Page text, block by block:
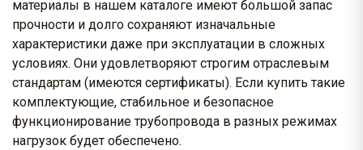
материалы в нашем каталоге имеют большой запас
прочности и долго сохраняют изначальные
характеристики даже при эксплуатации в сложных
условиях. Они удовлетворяют строгим отраслевым
стандартам (имеются сертификаты). Если купить такие
комплектующие, стабильное и безопасное
функционирование трубопровода в разных режимах
нагрузок будет обеспечено.